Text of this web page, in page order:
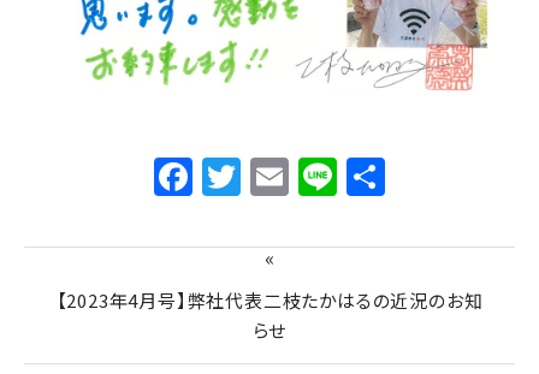
Facebook
Twitter
Email
Line
«
【2023年4月号】弊社代表二枝たかはるの近況のお知
らせ